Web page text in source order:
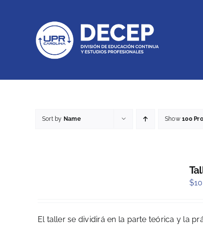
Sort by Name Show100
$
El taller se dividirá en la parte teórica y la